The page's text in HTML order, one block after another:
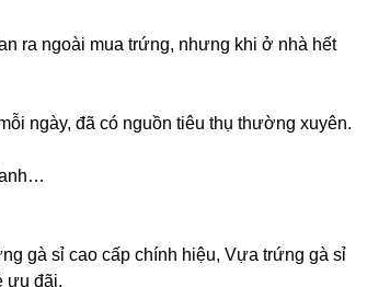
ra ngoài mua trứng, nhưng khi ở nhà hết
ngày, đã có nguồn tiêu thụ thường xuyên.
gà sỉ cao cấp chính hiệu, Vựa trứng gà sỉ
ưu đãi.